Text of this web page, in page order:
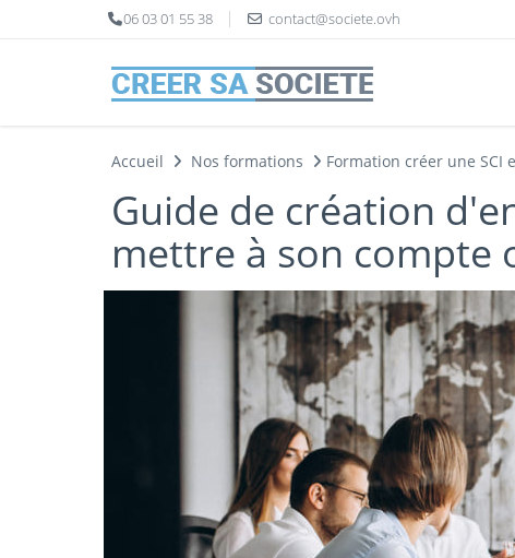
06 03 01 55 38 contact@societe.ovh
Accueil Nos formations Formation créer une SCI
Guide de création
mettre à son compte
Panneau de gestion des cookies